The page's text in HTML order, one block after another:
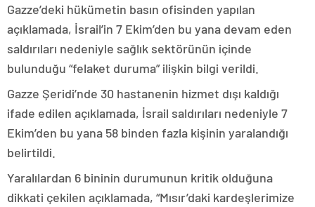
Gazze’deki hükümetin basın ofisinden yapılan
açıklamada, İsrail’in 7 Ekim’den bu yana devam eden
saldırıları nedeniyle sağlık sektörünün içinde
bulunduğu “felaket duruma” ilişkin bilgi verildi.
Gazze Şeridi’nde 30 hastanenin hizmet dışı kaldığı
ifade edilen açıklamada, İsrail saldırıları nedeniyle 7
Ekim’den bu yana 58 binden fazla kişinin yaralandığı
belirtildi.
Yaralılardan 6 bininin durumunun kritik olduğuna
dikkati çekilen açıklamada, “Mısır’daki kardeşlerimize